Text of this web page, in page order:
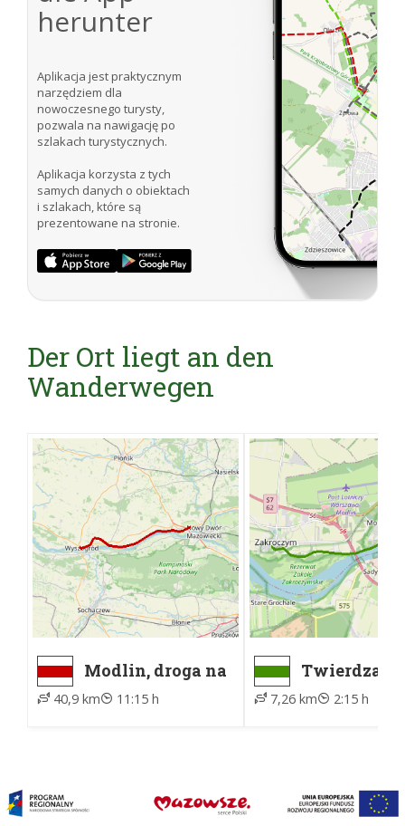
herunter
Aplikacja jest praktycznym
narzędziem dla
nowoczesnego turysty,
pozwala na nawigację po
szlakach turystycznych.
Aplikacja korzysta z tych
samych danych o obiektach
i szlakach, które są
prezentowane na stronie.
Der Ort liegt an den
Wanderwegen
Modlin, droga na
lotnisko -
Wyszogród, PKS
40,9 km 11:15 h
Twierdza
Zakroczym
7,26 km 2:15 h